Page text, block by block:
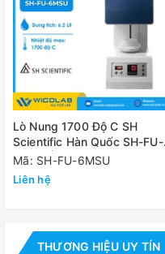
Đánh giá
Lò Nung 1700 Độ C SH
Scientific Hàn Quốc SH-FU-
6MSU | 6.2 Lít
Mã: SH-FU-6MSU
Liên hệ
THƯƠNG HIỆU UY TÍN